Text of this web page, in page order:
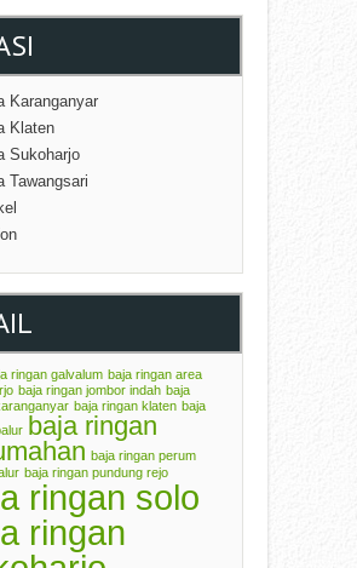
Karanganyar
Klaten
Sukoharjo
Tawangsari
ringan galvalum baja ringan area
baja ringan jombor indah baja
baja ringan klaten baja
baja ringan
baja ringan perum
baja ringan pundung rejo
ringan solo
ringan